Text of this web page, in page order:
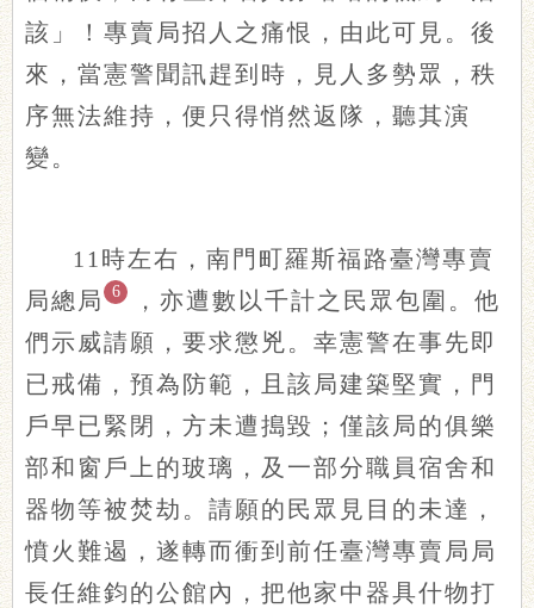
該」！專賣局招人之痛恨，由此可見。後
來，當憲警聞訊趕到時，見人多勢眾，秩
序無法維持，便只得悄然返隊，聽其演
變。
11時左右，南門町羅斯福路臺灣專賣
局總局
6
，亦遭數以千計之民眾包圍。他
們示威請願，要求懲兇。幸憲警在事先即
已戒備，預為防範，且該局建築堅實，門
戶早已緊閉，方未遭搗毀；僅該局的俱樂
部和窗戶上的玻璃，及一部分職員宿舍和
器物等被焚劫。請願的民眾見目的未達，
憤火難遏，遂轉而衝到前任臺灣專賣局局
長任維鈞的公館內，把他家中器具什物打